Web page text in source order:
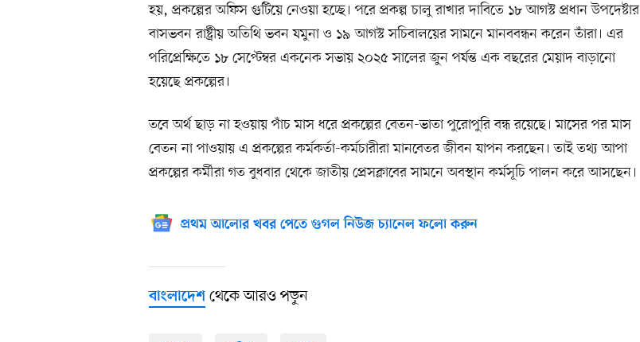
হয়, প্রকল্পের অফিস গুটিয়ে নেওয়া হচ্ছে। পরে প্রকল্প চালু রাখার দাবিতে ১৮ আগস্ট প্রধান উপদেষ্টার
বাসভবন রাষ্ট্রীয় অতিথি ভবন যমুনা ও ১৯ আগস্ট সচিবালয়ের সামনে মানববন্ধন করেন তাঁরা। এর
পরিপ্রেক্ষিতে ১৮ সেপ্টেম্বর একনেক সভায় ২০২৫ সালের জুন পর্যন্ত এক বছরের মেয়াদ বাড়ানো
হয়েছে প্রকল্পের।
তবে অর্থ ছাড় না হওয়ায় পাঁচ মাস ধরে প্রকল্পের বেতন-ভাতা পুরোপুরি বন্ধ রয়েছে। মাসের পর মাস
বেতন না পাওয়ায় এ প্রকল্পের কর্মকর্তা-কর্মচারীরা মানবেতর জীবন যাপন করছেন। তাই তথ্য আপা
প্রকল্পের কর্মীরা গত বুধবার থেকে জাতীয় প্রেসক্লাবের সামনে অবস্থান কর্মসূচি পালন করে আসছেন।
প্রথম আলোর খবর পেতে গুগল নিউজ চ্যানেল ফলো করুন
বাংলাদেশ থেকে আরও পড়ুন